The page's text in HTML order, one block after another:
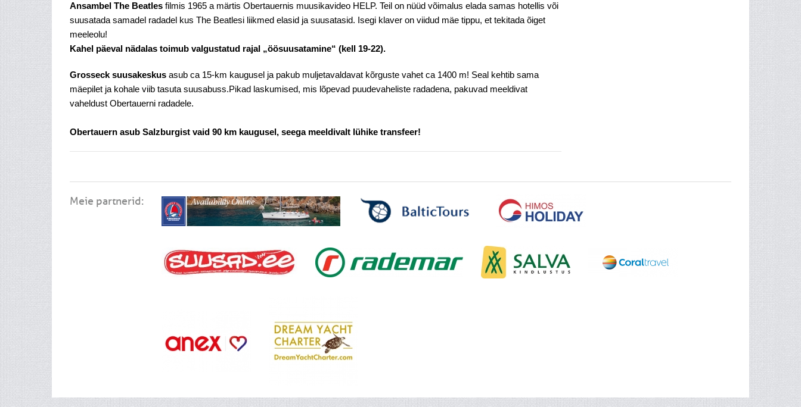
Ansambel The Beatles filmis 1965 a märtis Obertauernis muusikavideo HELP. Teil on nüüd võimalus elada samas hotellis või
suusatada samadel radadel kus The Beatlesi liikmed elasid ja suusatasid. Isegi klaver on viidud mäe tippu, et tekitada õiget
meeleolu!
Kahel päeval nädalas toimub valgustatud rajal „öösuusatamine“ (kell 19-22).
Grosseck suusakeskus asub ca 15-km kaugusel ja pakub muljetavaldavat kõrguste vahet ca 1400 m! Seal kehtib sama
mäepilet ja kohale viib tasuta suusabuss.Pikad laskumised, mis lõpevad puudevaheliste radadena, pakuvad meeldivat
vaheldust Obertauerni radadele.
Obertauern asub Salzburgist vaid 90 km kaugusel, seega meeldivalt lühike transfeer!
Meie partnerid: